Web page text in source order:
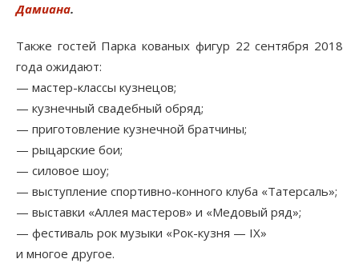
Дамиана.
Также гостей Парка кованых фигур 22 сентября 2018
года ожидают:
— мастер-классы кузнецов;
— кузнечный свадебный обряд;
— приготовление кузнечной братчины;
— рыцарские бои;
— силовое шоу;
— выступление спортивно-конного клуба «Татерсаль»;
— выставки «Аллея мастеров» и «Медовый ряд»;
— фестиваль рок музыки «Рок-кузня — IХ»
и многое другое.